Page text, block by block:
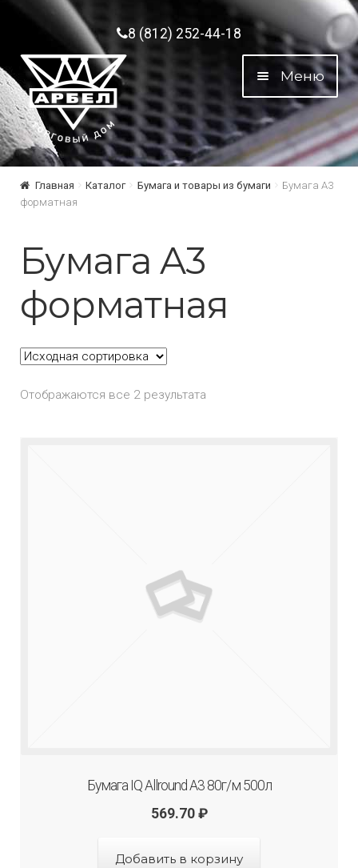
Перейти к навигации
Перейти к содержимому8 (812) 252-44-18
Меню
Главная Каталог Бумага и товары из бумаги
Бумага A3
форматная
Бумага A3
форматная
Отображаются все 2 результата
Бумага IQ Allround A3 80г/м 500л
569.70 ₽
Добавить в корзину